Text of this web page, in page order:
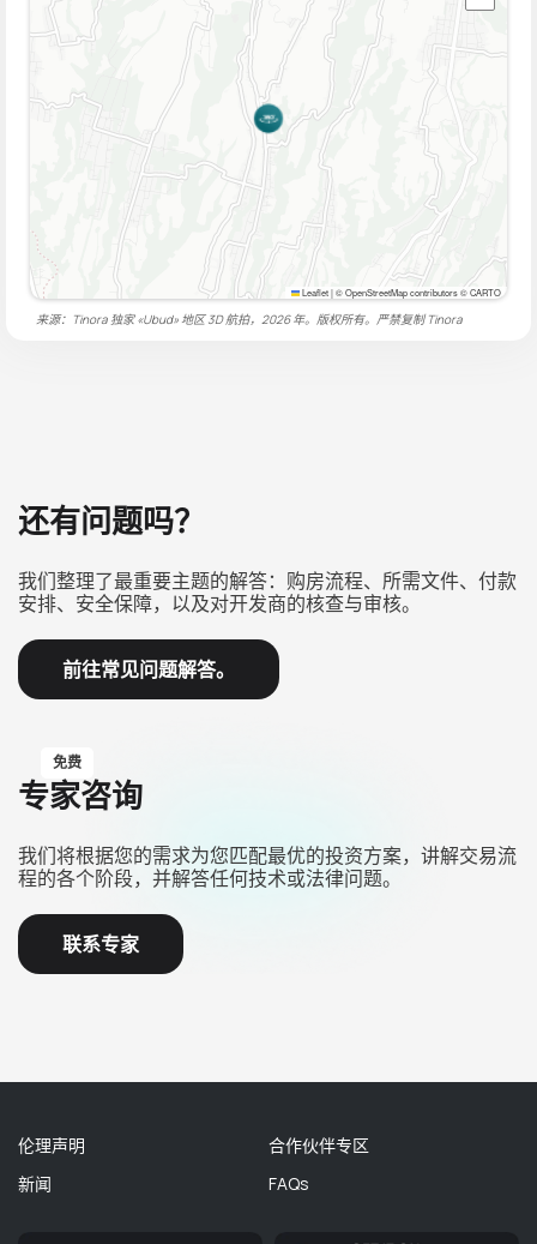
Leaflet|© OpenStreetMap contributors © CARTO
来源：Tinora 独家 «Ubud» 地区 3D 航拍，2026 年。版权所有。严禁复制Tinora
还有问题吗？
我们整理了最重要主题的解答：购房流程、所需文件、付款
安排、安全保障，以及对开发商的核查与审核。
前往常见问题解答。
免费
专家咨询
我们将根据您的需求为您匹配最优的投资方案，讲解交易流
程的各个阶段，并解答任何技术或法律问题。
联系专家
伦理声明
新闻
合作伙伴专区
FAQs